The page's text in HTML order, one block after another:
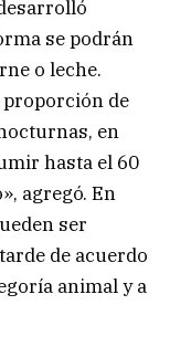
se podrán
o leche.
proporción de
en
hasta el 60
agregó. En
ser
de acuerdo
animal y a